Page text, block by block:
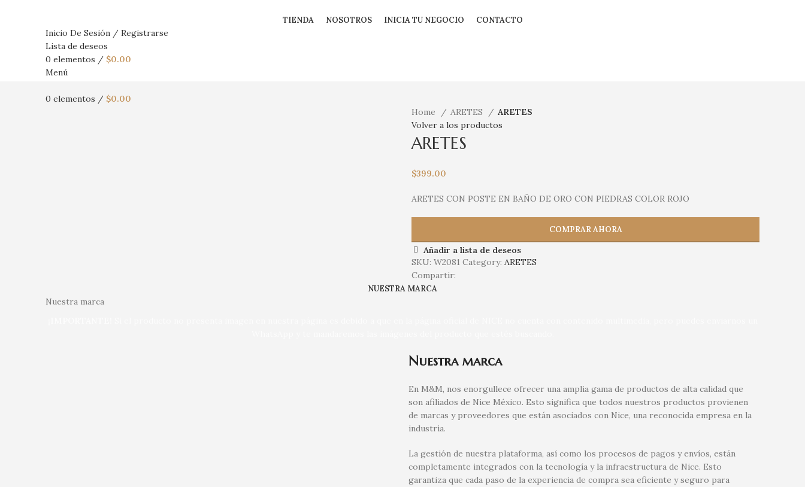
TIENDA NOSOTROS INICIA TU NEGOCIO CONTACTO
Inicio De Sesión / Registrarse
Lista de deseos
0 elementos / $0.00
Menú
0 elementos / $0.00
Home ARETES
ARETES
Volver a los productos
ARETES
$399.00
ARETES CON POSTE EN BAÑO DE ORO CON PIEDRAS COLOR ROJO
COMPRAR AHORA
Añadir a lista de deseos
SKU: W2081 Category: ARETES
Compartir:
NUESTRA MARCA
Nuestra marca
Nuestra marca
En M&M, nos enorgullece ofrecer una amplia gama de productos de alta calidad que
son afiliados de Nice México. Esto significa que todos nuestros productos provienen
de marcas y proveedores que están asociados con Nice, una reconocida empresa en la
industria.
La gestión de nuestra plataforma, así como los procesos de pagos y envíos, están
completamente integrados con la tecnología y la infraestructura de Nice. Esto
garantiza que cada paso de la experiencia de compra sea eficiente y seguro para